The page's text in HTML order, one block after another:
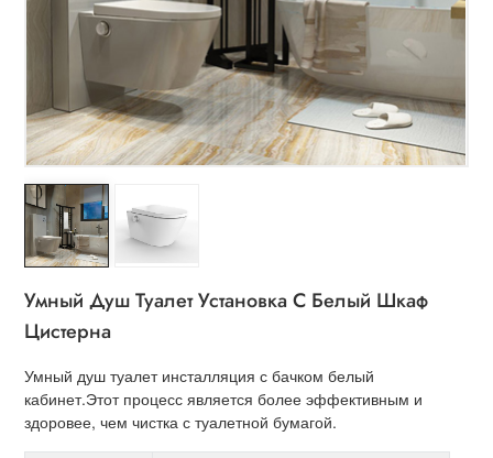
Умный Душ Туалет Установка С Белый Шкаф
Цистерна
Умный душ туалет инсталляция с бачком белый
кабинет.Этот процесс является более эффективным и
здоровее, чем чистка с туалетной бумагой.